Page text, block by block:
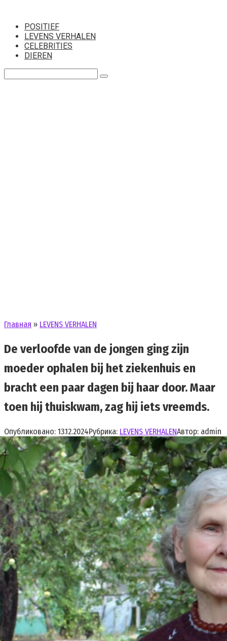
контентуPOSITIEF
LEVENS VERHALEN
CELEBRITIES
DIEREN
Главная » LEVENS VERHALEN
De verloofde van de jongen ging zijn
moeder ophalen bij het ziekenhuis en
bracht een paar dagen bij haar door. Maar
toen hij thuiskwam, zag hij iets vreemds.
Опубликовано: 13.12.2024Рубрика: LEVENS VERHALENАвтор: admin